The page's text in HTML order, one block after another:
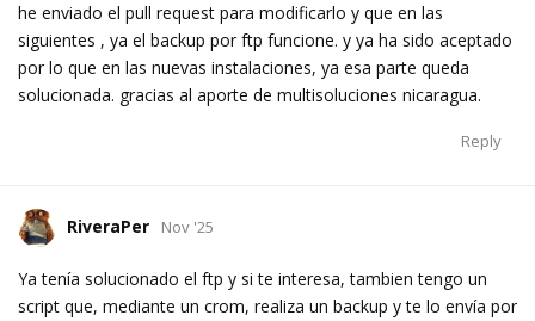
he enviado el pull request para modificarlo y que en las
siguientes , ya el backup por ftp funcione. y ya ha sido aceptado
por lo que en las nuevas instalaciones, ya esa parte queda
solucionada. gracias al aporte de multisoluciones nicaragua.
Reply
RiveraPer Nov '25
Ya tenía solucionado el ftp y si te interesa, tambien tengo un
script que, mediante un crom, realiza un backup y te lo envía por